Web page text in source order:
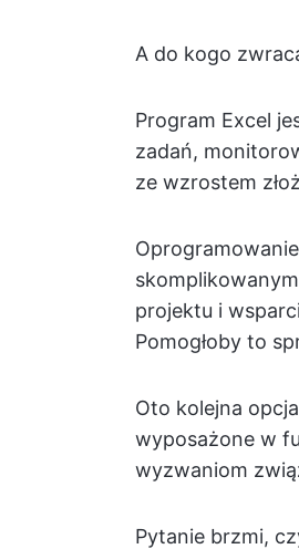
A do kogo
Program Excel
zadań,
ze wzrostem
projektu i
Pomogłoby to
Oto kolejna
wyposażone w
wyzwaniom
Pytanie brzmi,